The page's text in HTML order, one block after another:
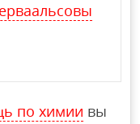
по химии вы